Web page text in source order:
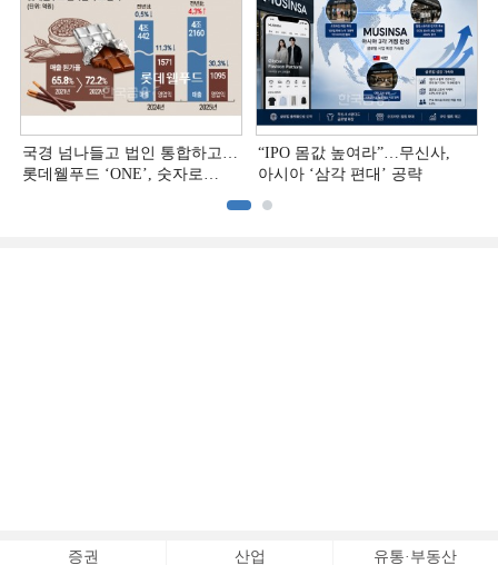
국경 넘나들고 법인 통합하고…
롯데웰푸드 ‘ONE’, 숫자로
“IPO 몸값 높여라”…무신사,
아시아 ‘삼각 편대’ 공략
증권 산업 유통·부동산